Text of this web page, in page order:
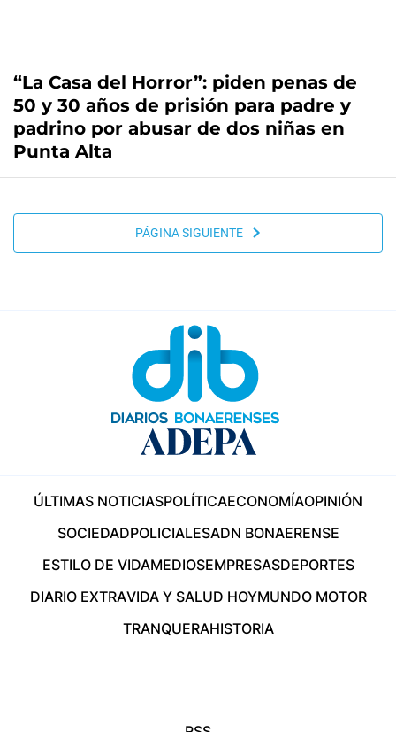
“La Casa del Horror”: piden penas de
50 y 30 años de prisión para padre y
padrino por abusar de dos niñas en
Punta Alta
PÁGINA SIGUIENTE
ÚLTIMAS NOTICIASPOLÍTICAECONOMÍAOPINIÓN
SOCIEDADPOLICIALESADN BONAERENSE
ESTILO DE VIDAMEDIOSEMPRESASDEPORTES
DIARIO EXTRAVIDA Y SALUD HOYMUNDO MOTOR
TRANQUERAHISTORIA